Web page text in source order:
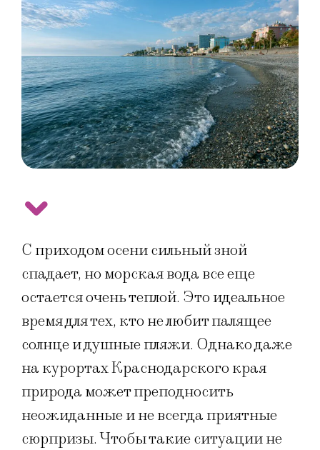
С приходом осени сильный зной
спадает, но морская вода все еще
остается очень теплой. Это идеальное
время для тех, кто не любит палящее
солнце и душные пляжи. Однако даже
на курортах Краснодарского края
природа может преподносить
неожиданные и не всегда приятные
сюрпризы. Чтобы такие ситуации не